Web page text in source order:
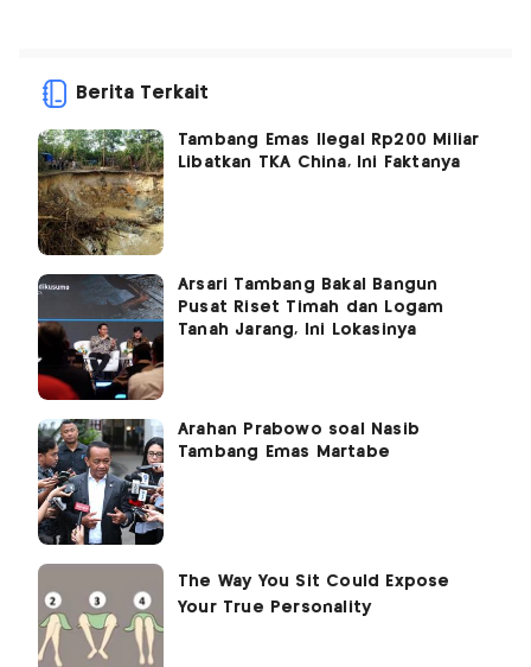
Berita Terkait
Tambang Emas Ilegal Rp200 Miliar
Libatkan TKA China, Ini Faktanya
Arsari Tambang Bakal Bangun
Pusat Riset Timah dan Logam
Tanah Jarang, Ini Lokasinya
Arahan Prabowo soal Nasib
Tambang Emas Martabe